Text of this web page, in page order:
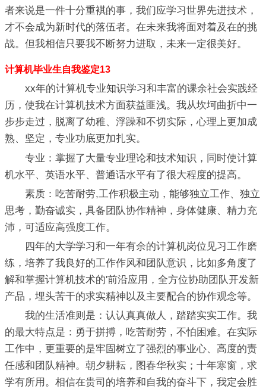
者来说是一件十分重褀的事，我们应学习世界先进技术，
才不会成为新时代的落伍者。在未来我将面对着及在的挑
战。但我相信只要我不断努力进取，未来一定很美好。
计算机毕业生自我鉴定13
xx年的计算机专业知识学习和丰富的课余社会实践经
历，使我在计算机技术方面获益匪浅。我从坎坷曲折中一
步步走过，脱离了幼稚、浮躁和不切实际，心理上更加成
熟、坚定，专业功底更加扎实。
专业：掌握了大量专业理论和技术知识，同时使计算
机水平、英语水平、普通话水平有了很大程度的提高。
素质：吃苦耐劳,工作积极主动，能够独立工作、独立
思考，勤奋诚实，具备团队协作精神，身体健康、精力充
沛，可适应高强度工作。
四年的大学学习和一年有余的计算机岗位见习工作磨
练，培养了我良好的工作作风和团队意识，比如多角度了
解和掌握计算机技术的'前沿应用，全方位协助团队开发新
产品，埋头苦干的求实精神以及主要配合的协作观念等。
我的生活准则是：认认真真做人，踏踏实实工作。我
的最大特点是：勇于拼搏，吃苦耐劳，不怕困难。在实际
工作中，更重要的是牢固树立了强烈的事业心、高度的责
任感和团队精神。朝夕耕耘，图春华秋实；十年寒窗，求
学有所用。相信在贵司的培养和自我的奋斗下，我定会胜